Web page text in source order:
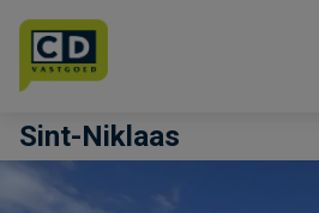
Menu overslaan en naar de inhoud gaan
Sint-Niklaas